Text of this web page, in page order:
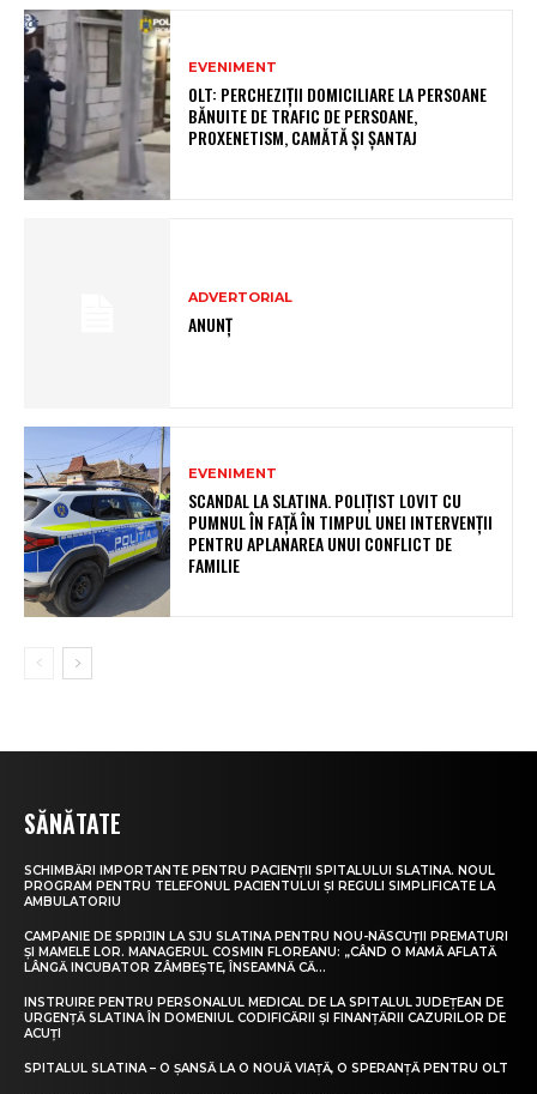
EVENIMENT
OLT: PERCHEZIŢII DOMICILIARE LA PERSOANE
BĂNUITE DE TRAFIC DE PERSOANE,
PROXENETISM, CAMĂTĂ ŞI ŞANTAJ
ADVERTORIAL
ANUNȚ
EVENIMENT
SCANDAL LA SLATINA. POLIȚIST LOVIT CU
PUMNUL ÎN FAȚĂ ÎN TIMPUL UNEI INTERVENȚII
PENTRU APLANAREA UNUI CONFLICT DE
FAMILIE
SĂNĂTATE
SCHIMBĂRI IMPORTANTE PENTRU PACIENȚII SPITALULUI SLATINA. NOUL
PROGRAM PENTRU TELEFONUL PACIENTULUI ȘI REGULI SIMPLIFICATE LA
AMBULATORIU
CAMPANIE DE SPRIJIN LA SJU SLATINA PENTRU NOU-NĂSCUȚII PREMATURI
ȘI MAMELE LOR. MANAGERUL COSMIN FLOREANU: „CÂND O MAMĂ AFLATĂ
LÂNGĂ INCUBATOR ZÂMBEȘTE, ÎNSEAMNĂ CĂ...
INSTRUIRE PENTRU PERSONALUL MEDICAL DE LA SPITALUL JUDEȚEAN DE
URGENȚĂ SLATINA ÎN DOMENIUL CODIFICĂRII ȘI FINANȚĂRII CAZURILOR DE
ACUȚI
SPITALUL SLATINA – O ȘANSĂ LA O NOUĂ VIAȚĂ, O SPERANȚĂ PENTRU OLT